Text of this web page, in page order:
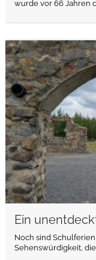
wurde vor 66 Jahren
Ein
Noch sind
Sehenswürdigkeit,